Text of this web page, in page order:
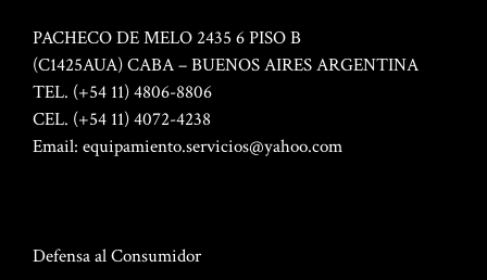
PACHECO DE MELO 2435 6 PISO B
(C1425AUA) CABA – BUENOS AIRES ARGENTINA
TEL. (+54 11) 4806-8806
CEL. (+54 11) 4072-4238
Email: equipamiento.servicios@yahoo.com
Defensa al Consumidor